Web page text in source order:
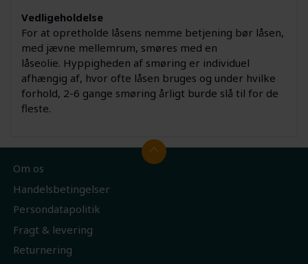
Vedligeholdelse
For at opretholde låsens nemme betjening bør låsen,
med jævne mellemrum, smøres med en
låseolie. Hyppigheden af smøring er individuel
afhængig af, hvor ofte låsen bruges og under hvilke
forhold, 2-6 gange smøring årligt burde slå til for de
fleste.
Om os
Handelsbetingelser
Persondatapolitik
Fragt & levering
Returnering